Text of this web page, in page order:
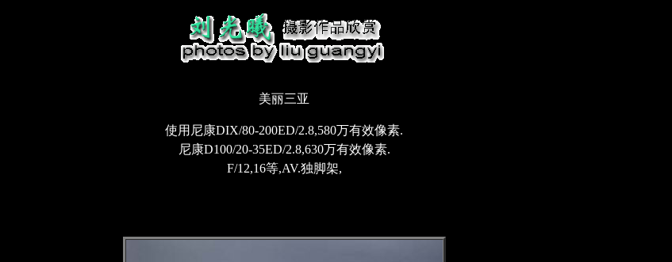
美丽三亚
使用尼康DIX/80-200ED/2.8,580万有效像素.
尼康D100/20-35ED/2.8,630万有效像素.
F/12,16等,AV.独脚架,